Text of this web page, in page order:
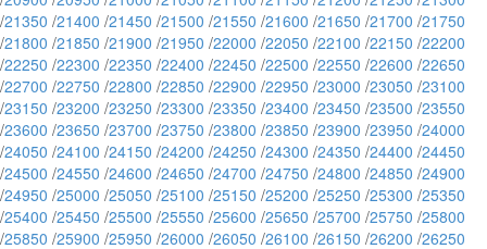
/21350 /21400 /21450 /21500 /21550 /21600 /21650 /21700 /21750
/21800 /21850 /21900 /21950 /22000 /22050 /22100 /22150 /22200
/22250 /22300 /22350 /22400 /22450 /22500 /22550 /22600 /22650
/22700 /22750 /22800 /22850 /22900 /22950 /23000 /23050 /23100
/23150 /23200 /23250 /23300 /23350 /23400 /23450 /23500 /23550
/23600 /23650 /23700 /23750 /23800 /23850 /23900 /23950 /24000
/24050 /24100 /24150 /24200 /24250 /24300 /24350 /24400 /24450
/24500 /24550 /24600 /24650 /24700 /24750 /24800 /24850 /24900
/24950 /25000 /25050 /25100 /25150 /25200 /25250 /25300 /25350
/25400 /25450 /25500 /25550 /25600 /25650 /25700 /25750 /25800
/25850 /25900 /25950 /26000 /26050 /26100 /26150 /26200 /26250